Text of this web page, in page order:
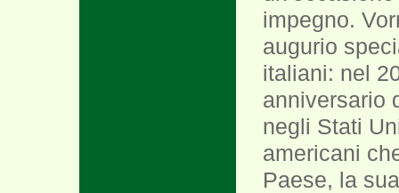
impegno.
augurio
italiani: nel
anniversario
negli Stati
americani
Paese, la